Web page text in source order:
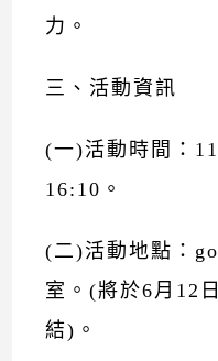
力。
三、活動資訊
(一)活動時間：
16:10。
(二)活動地點：
室。(將於6月12
結)。